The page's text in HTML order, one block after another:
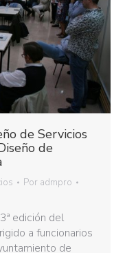
de Servicios
de
Por admpro
edición del
a funcionarios
de